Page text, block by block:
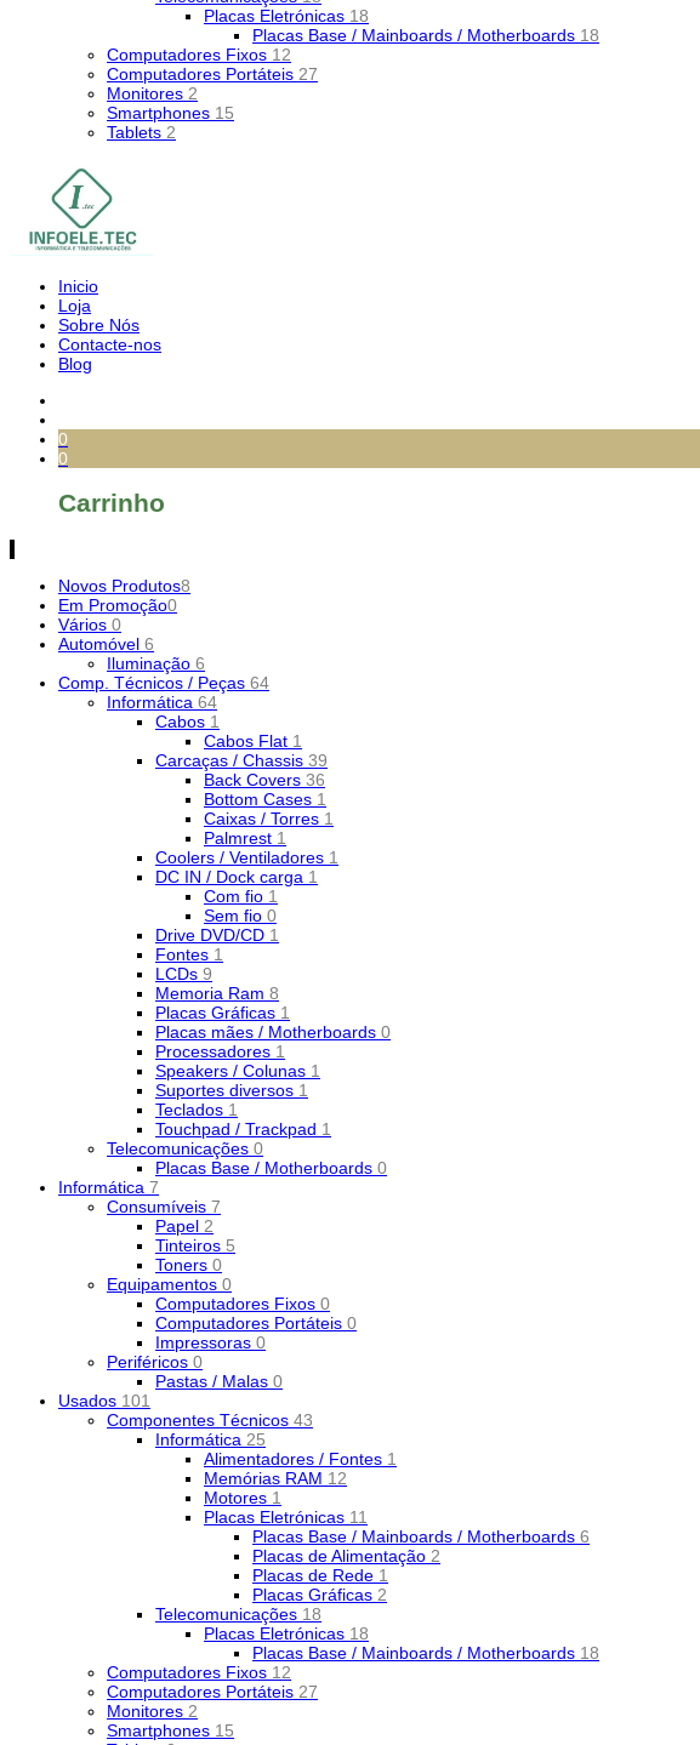
Placas Eletrónicas 18
Placas Base / Mainboards / Motherboards 18
Computadores Fixos 12
Computadores Portáteis 27
Monitores 2
Smartphones 15
Tablets 2
Inicio
Loja
Sobre Nós
Contacte-nos
Blog
0
0
Carrinho
Novos Produtos8
Em Promoção0
Vários 0
Automóvel 6
Iluminação 6
Comp. Técnicos / Peças 64
Informática 64
Cabos 1
Cabos Flat 1
Carcaças / Chassis 39
Back Covers 36
Bottom Cases 1
Caixas / Torres 1
Palmrest 1
Coolers / Ventiladores 1
DC IN / Dock carga 1
Com fio 1
Sem fio 0
Drive DVD/CD 1
Fontes 1
LCDs 9
Memoria Ram 8
Placas Gráficas 1
Placas mães / Motherboards 0
Processadores 1
Speakers / Colunas 1
Suportes diversos 1
Teclados 1
Touchpad / Trackpad 1
Telecomunicações 0
Placas Base / Motherboards 0
Informática 7
Consumíveis 7
Papel 2
Tinteiros 5
Toners 0
Equipamentos 0
Computadores Fixos 0
Computadores Portáteis 0
Impressoras 0
Periféricos 0
Pastas / Malas 0
Usados 101
Componentes Técnicos 43
Informática 25
Alimentadores / Fontes 1
Memórias RAM 12
Motores 1
Placas Eletrónicas 11
Placas Base / Mainboards / Motherboards 6
Placas de Alimentação 2
Placas de Rede 1
Placas Gráficas 2
Telecomunicações 18
Placas Eletrónicas 18
Placas Base / Mainboards / Motherboards 18
Computadores Fixos 12
Computadores Portáteis 27
Monitores 2
Smartphones 15